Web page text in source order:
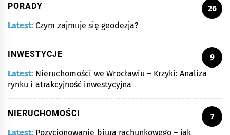
PORADY
26
Latest: Czym zajmuje się geodezja?
INWESTYCJE
9
Latest: Nieruchomości we Wrocławiu – Krzyki: Analiza
rynku i atrakcyjność inwestycyjna
NIERUCHOMOŚCI
7
Latest: Pozycjonowanie biura rachunkowego – jak